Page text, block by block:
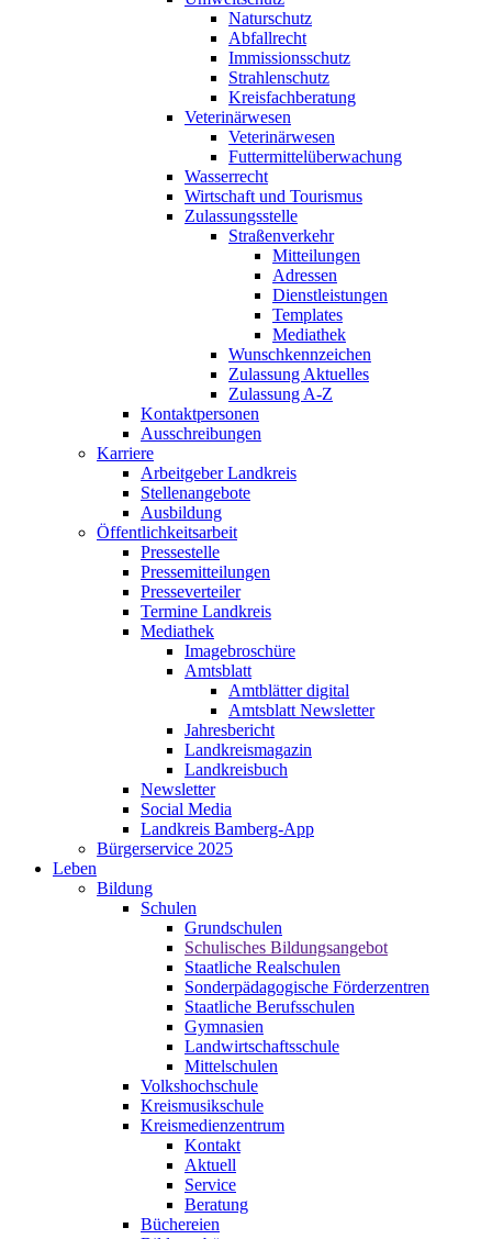
Naturschutz
Abfallrecht
Immissionsschutz
Strahlenschutz
Kreisfachberatung
Veterinärwesen
Veterinärwesen
Futtermittelüberwachung
Wasserrecht
Wirtschaft und Tourismus
Zulassungsstelle
Straßenverkehr
Mitteilungen
Adressen
Dienstleistungen
Templates
Mediathek
Wunschkennzeichen
Zulassung Aktuelles
Zulassung A-Z
Kontaktpersonen
Ausschreibungen
Karriere
Arbeitgeber Landkreis
Stellenangebote
Ausbildung
Öffentlichkeitsarbeit
Pressestelle
Pressemitteilungen
Presseverteiler
Termine Landkreis
Mediathek
Imagebroschüre
Amtsblatt
Amtblätter digital
Amtsblatt Newsletter
Jahresbericht
Landkreismagazin
Landkreisbuch
Newsletter
Social Media
Landkreis Bamberg-App
Bürgerservice 2025
Leben
Bildung
Schulen
Grundschulen
Schulisches Bildungsangebot
Staatliche Realschulen
Sonderpädagogische Förderzentren
Staatliche Berufsschulen
Gymnasien
Landwirtschaftsschule
Mittelschulen
Volkshochschule
Kreismusikschule
Kreismedienzentrum
Kontakt
Aktuell
Service
Beratung
Büchereien